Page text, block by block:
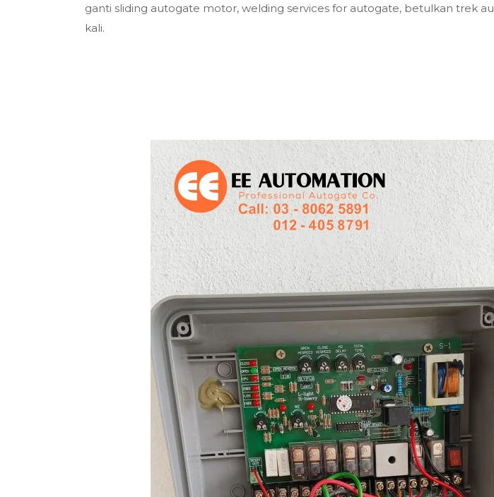
ganti sliding autogate motor, welding services for autogate, betulkan trek
kali.